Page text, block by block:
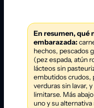
En resumen, qué
embarazada:
hechos, pescados
(pez espada, atún
lácteos sin
embutidos crudos,
verduras sin lavar,
limitarse. Más
uno y su alternativa